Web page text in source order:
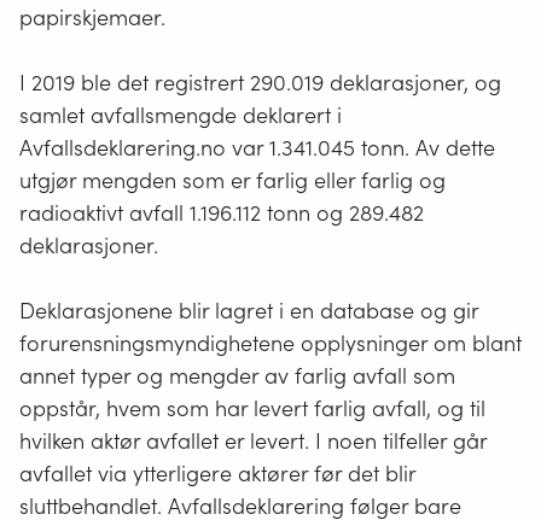
papirskjemaer.
I 2019 ble det registrert 290.019 deklarasjoner, og
samlet avfallsmengde deklarert i
Avfallsdeklarering.no var 1.341.045 tonn. Av dette
utgjør mengden som er farlig eller farlig og
radioaktivt avfall 1.196.112 tonn og 289.482
deklarasjoner.
Deklarasjonene blir lagret i en database og gir
forurensningsmyndighetene opplysninger om blant
annet typer og mengder av farlig avfall som
oppstår, hvem som har levert farlig avfall, og til
hvilken aktør avfallet er levert. I noen tilfeller går
avfallet via ytterligere aktører før det blir
sluttbehandlet. Avfallsdeklarering følger bare